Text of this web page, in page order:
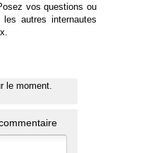
vos questions ou
autres internautes
le moment.